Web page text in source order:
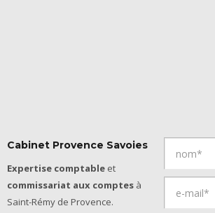
Cabinet Provence Savoies
Expertise comptable et
commissariat aux comptes à
Saint-Rémy de Provence.